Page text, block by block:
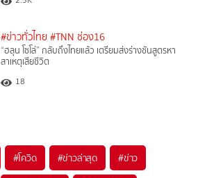
#ข่าวทั่วไทย #TNN ช่อง16
“ฮลุน โซโล่” กลับถึงไทยแล้ว เตรียมส่งร่างชันสูตรหา
สาเหตุเสียชีวิต
18
#โควิด #ข่าวล่าสุด #ข่าว